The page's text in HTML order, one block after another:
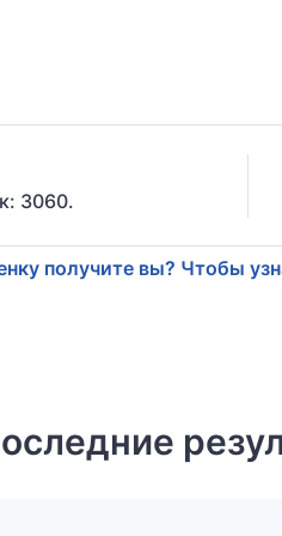
3060.
получите вы? Чтобы